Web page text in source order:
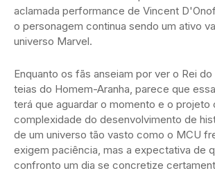
aclamada performance de Vincent
o personagem continua sendo um ativo
universo Marvel.
Enquanto os fãs anseiam por ver o Rei
teias do Homem-Aranha, parece que
terá que aguardar o momento e o projeto
complexidade do desenvolvimento de
de um universo tão vasto como o MCU
exigem paciência, mas a expectativa de
confronto um dia se concretize